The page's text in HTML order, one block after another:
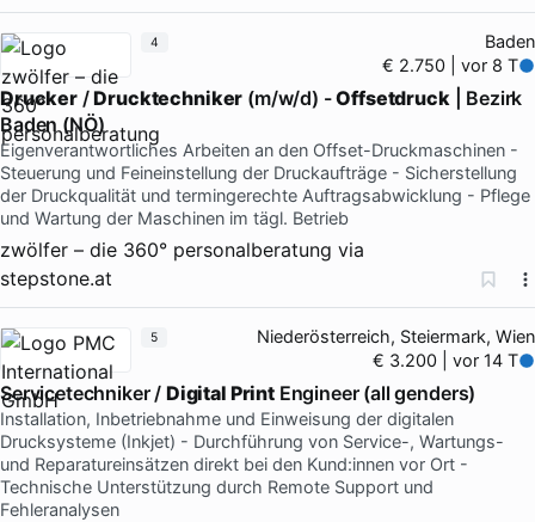
Baden
€ 2.750 | vor 8 T
Drucker/Drucktechniker (m/w/d) -Offsetdruck | Bezirk
Baden (NÖ)
Eigenverantwortliches Arbeiten an den Offset-Druckmaschinen -
Steuerung und Feineinstellung der Druckaufträge - Sicherstellung
der Druckqualität und termingerechte Auftragsabwicklung - Pflege
und Wartung der Maschinen im tägl. Betrieb
zwölfer – die 360° personalberatung via
stepstone.at
4
Niederösterreich, Steiermark, Wien
€ 3.200 | vor 14 T
Servicetechniker / Digital PrintEngineer (all genders)
Installation, Inbetriebnahme und Einweisung der digitalen
Drucksysteme (Inkjet) - Durchführung von Service-, Wartungs-
und Reparatureinsätzen direkt bei den Kund:innen vor Ort -
Technische Unterstützung durch Remote Support und
Fehleranalysen
5